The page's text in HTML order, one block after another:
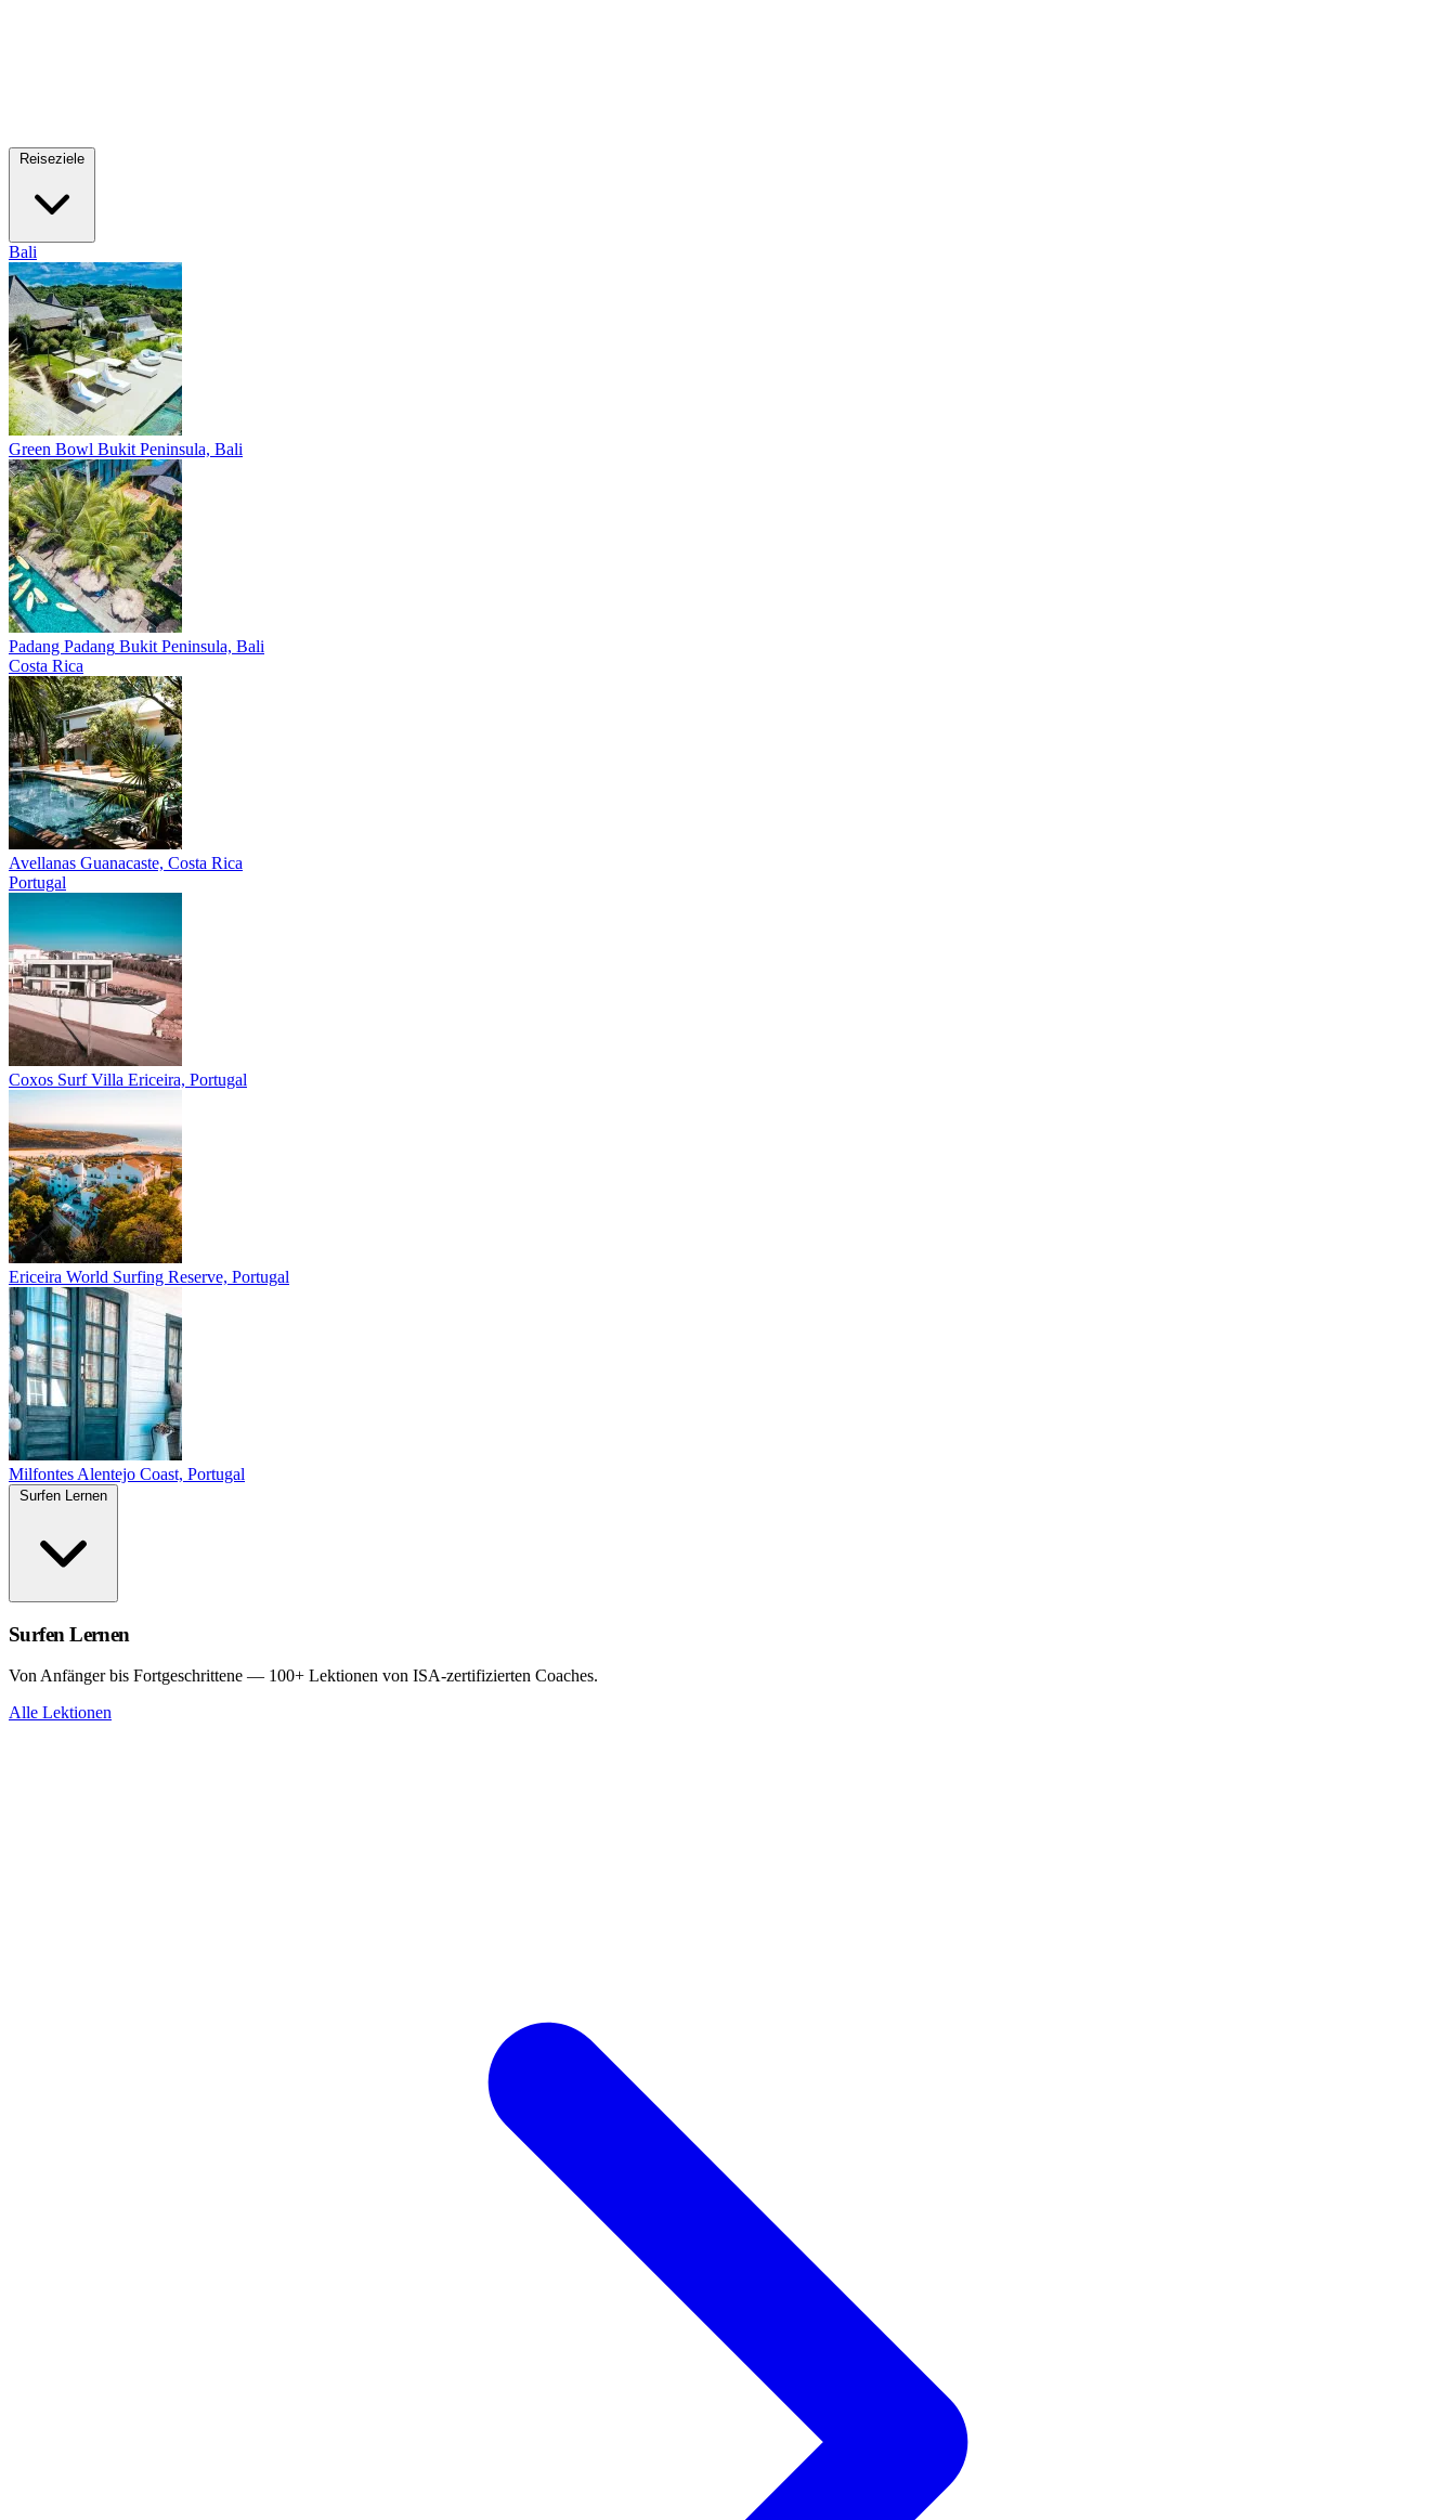
Bali
Green Bowl Bukit Peninsula, Bali
Padang Padang Bukit Peninsula, Bali
Costa Rica
Avellanas Guanacaste, Costa Rica
Portugal
Coxos Surf Villa Ericeira, Portugal
Ericeira World Surfing Reserve, Portugal
Milfontes Alentejo Coast, Portugal
Surfen Lernen
Von Anfänger bis Fortgeschrittene — 100+ Lektionen von ISA-zertifizierten Coaches.
Alle Lektionen